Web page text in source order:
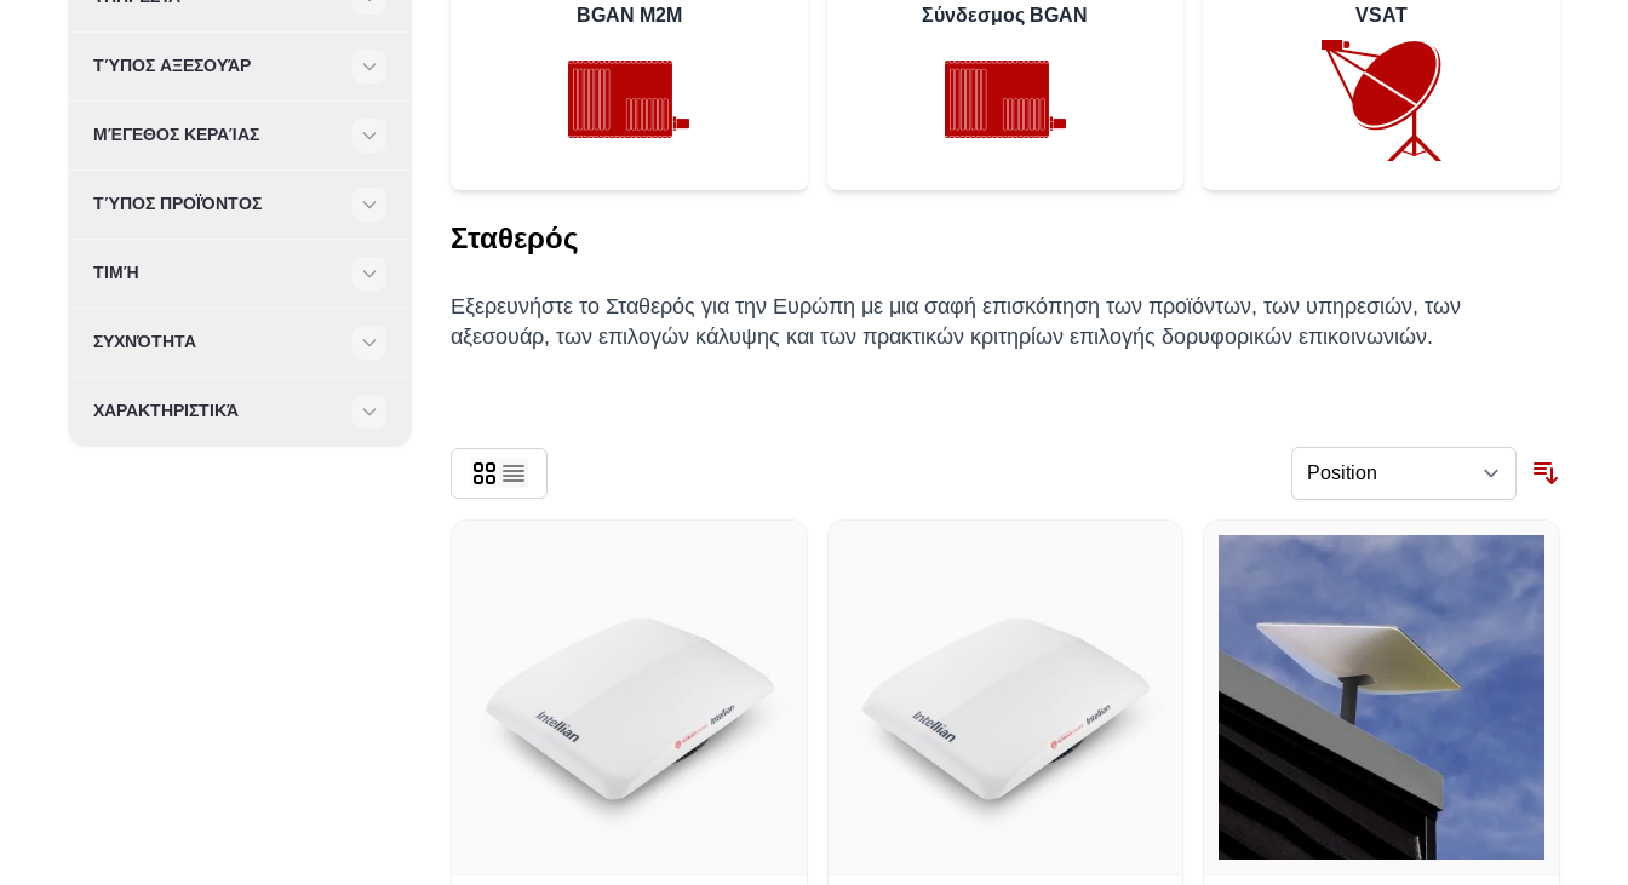
ΤΎΠΟΣ ΑΞΕΣΟΥΆΡ
ΜΈΓΕΘΟΣ ΚΕΡΑΊΑΣ
ΤΎΠΟΣ ΠΡΟΪΌΝΤΟΣ
ΤΙΜΉ
ΣΥΧΝΌΤΗΤΑ
ΧΑΡΑΚΤΗΡΙΣΤΙΚΆ
BGAN M2M Σύνδεσμος BGAN VSAT
Σταθερός
Εξερευνήστε το Σταθερός για την Ευρώπη με μια σαφή επισκόπηση των προϊόντων, των υπηρεσιών, των
αξεσουάρ, των επιλογών κάλυψης και των πρακτικών κριτηρίων επιλογής δορυφορικών επικοινωνιών.